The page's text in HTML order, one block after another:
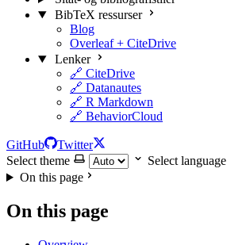
BibTeX ressurser
Blog
Overleaf + CiteDrive
Lenker
🔗 CiteDrive
🔗 Datanautes
🔗 R Markdown
🔗 BehaviorCloud
GitHub
Twitter
Select theme
Select language
On this page
On this page